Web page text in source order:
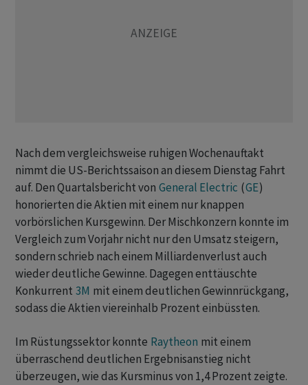
Nach dem vergleichsweise ruhigen Wochenauftakt
nimmt die US-Berichtssaison an diesem Dienstag Fahrt
auf. Den Quartalsbericht von General Electric (GE)
honorierten die Aktien mit einem nur knappen
vorbörslichen Kursgewinn. Der Mischkonzern konnte im
Vergleich zum Vorjahr nicht nur den Umsatz steigern,
sondern schrieb nach einem Milliardenverlust auch
wieder deutliche Gewinne. Dagegen enttäuschte
Konkurrent 3M mit einem deutlichen Gewinnrückgang,
sodass die Aktien viereinhalb Prozent einbüssten.
Im Rüstungssektor konnte Raytheon mit einem
überraschend deutlichen Ergebnisanstieg nicht
überzeugen, wie das Kursminus von 1,4 Prozent zeigte.